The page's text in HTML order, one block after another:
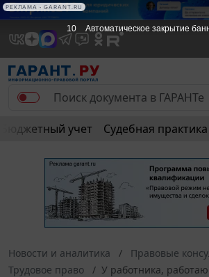
Бюджетный учет Судебная практика
Новости и аналитика
Правовые
Трудовое право
У работника,
9 Автоматическое закрытие
РЕКЛАМА • GARANT.RU